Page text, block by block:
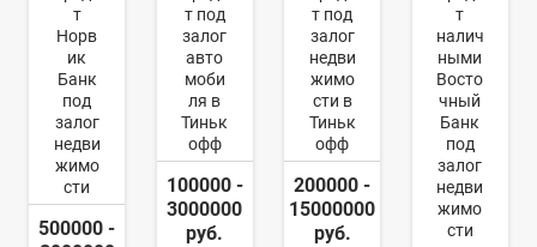
т
Норв
ик
Банк
под
залог
недви
жимо
сти
500000 -
т под
залог
авто
моби
ля в
Тиньк
офф
100000 -
3000000
руб.
т под
залог
недви
жимо
сти в
Тиньк
офф
200000 -
15000000
руб.
т
налич
ными
Восто
чный
Банк
под
залог
недви
жимо
сти